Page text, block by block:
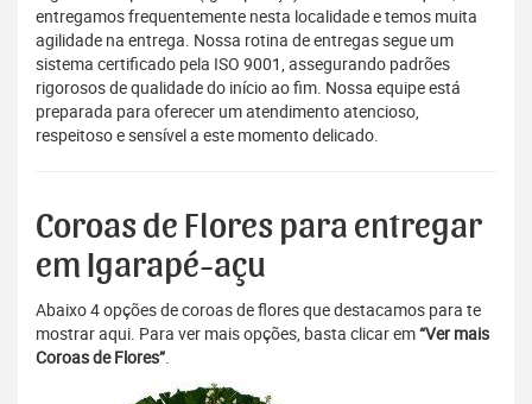
entregamos frequentemente nesta localidade e temos muita
agilidade na entrega. Nossa rotina de entregas segue um
sistema certificado pela ISO 9001, assegurando padrões
rigorosos de qualidade do início ao fim. Nossa equipe está
preparada para oferecer um atendimento atencioso,
respeitoso e sensível a este momento delicado.
Coroas de Flores para entregar
em Igarapé-açu
Abaixo 4 opções de coroas de flores que destacamos para te
mostrar aqui. Para ver mais opções, basta clicar em“Ver mais
Coroas de Flores”.